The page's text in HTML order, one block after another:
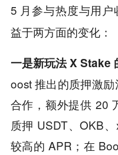
5 月参与热度与用
益于两方面的变化：
一是新玩法 X Stake
oost 推出的质押激
合作，额外提供 20
质押 USDT、OKB
较高的 APR；在